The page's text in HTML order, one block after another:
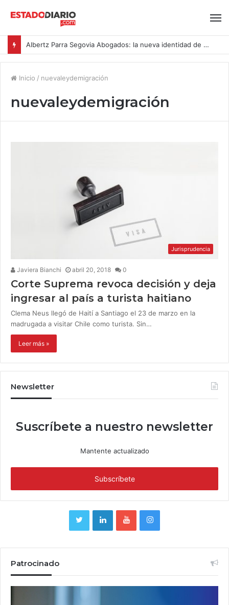
Albertz Parra Segovia Abogados: la nueva identidad de Segovia Consulting
Inicio / nuevaleydemigración
nuevaleydemigración
Jurisprudencia
Javiera Bianchi abril 20, 2018 0
Corte Suprema revoca decisión y deja
ingresar al país a turista haitiano
Clema Neus llegó de Haití a Santiago el 23 de marzo en la
madrugada a visitar Chile como turista. Sin…
Leer más »
Newsletter
Suscríbete a nuestro newsletter
Mantente actualizado
Patrocinado